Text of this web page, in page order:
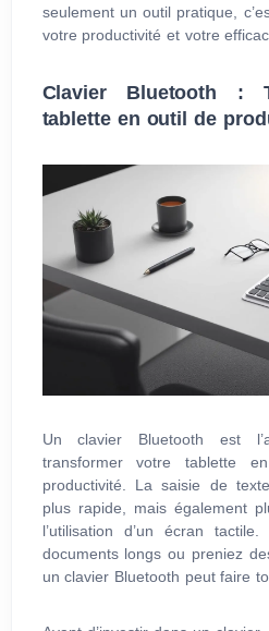
seulement un outil pratique,
votre productivité et votre
Clavier Bluetooth :
tablette en outil de
Un clavier Bluetooth est
transformer votre tablette
productivité. La saisie de
plus rapide, mais également
l’utilisation d’un écran
documents longs ou preniez
un clavier Bluetooth peut faire